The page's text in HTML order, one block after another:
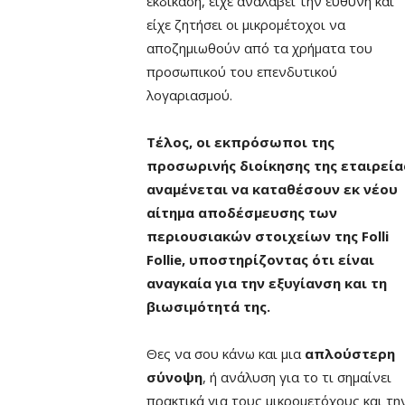
είχε ζητήσει οι μικρομέτοχοι να
αποζημιωθούν από τα χρήματα του
προσωπικού του επενδυτικού
λογαριασμού.
Τέλος, οι εκπρόσωποι της
προσωρινής διοίκησης της
αναμένεται να καταθέσουν εκ νέου
αίτημα αποδέσμευσης των
περιουσιακών στοιχείων της Folli
Follie, υποστηρίζοντας ότι είναι
αναγκαία για την εξυγίανση και τη
βιωσιμότητά της.
Θες να σου κάνω και μια απλούστερη
σύνοψη, ή ανάλυση για το τι σημαίνει
πρακτικά για τους μικρομετόχους και